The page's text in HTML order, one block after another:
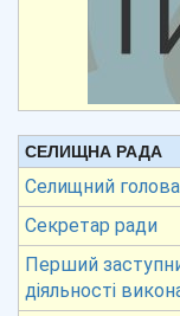
СЕЛИЩНА РАДА
Селищний голова
Секретар ради
Перший
діяльності